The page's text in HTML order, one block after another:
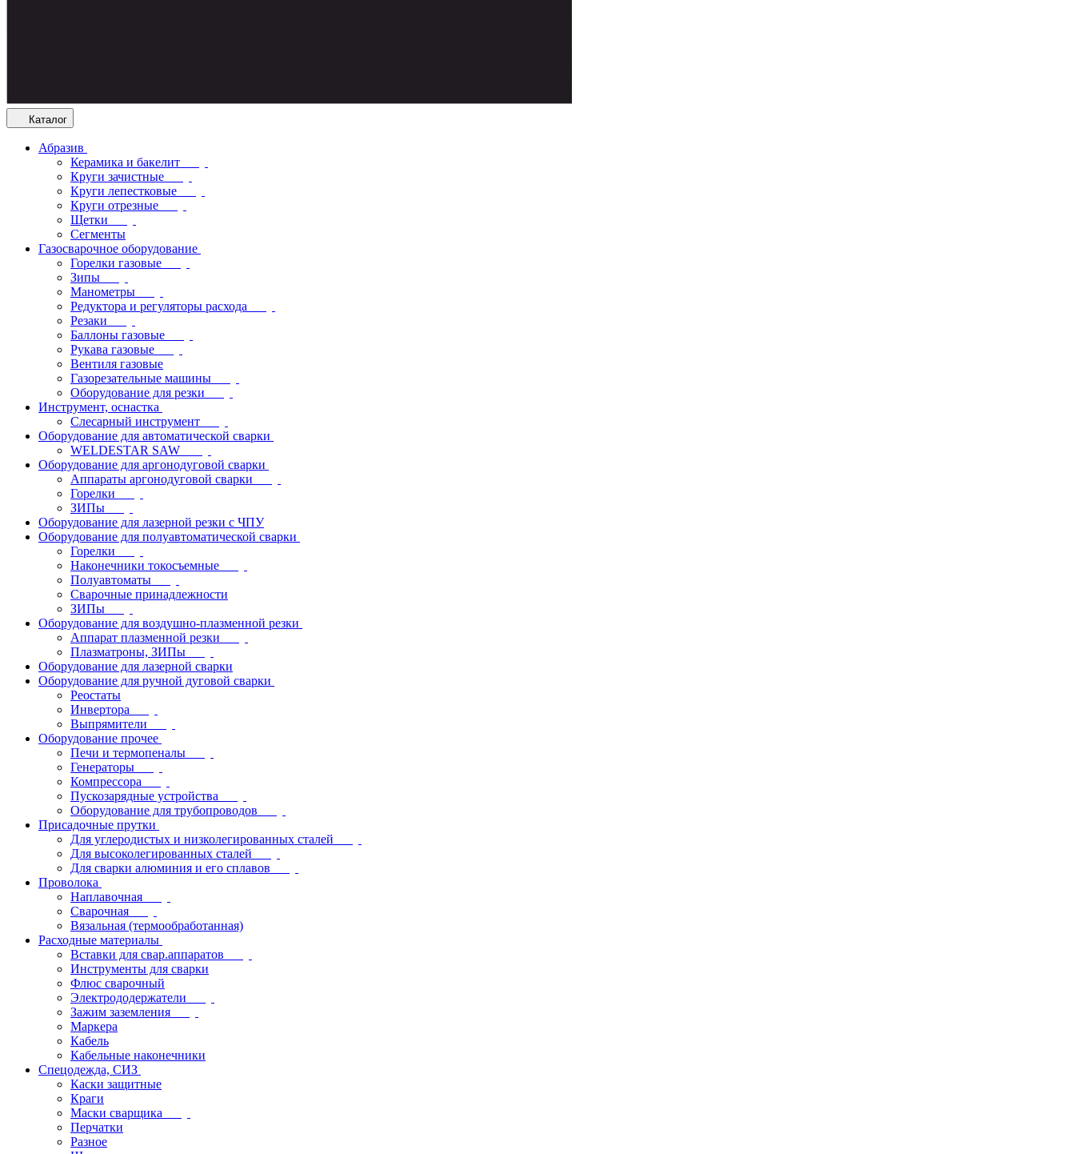
Каталог
Абразив
Керамика и бакелит
Круги зачистные
Круги лепестковые
Круги отрезные
Щетки
Сегменты
Газосварочное оборудование
Горелки газовые
Зипы
Манометры
Редуктора и регуляторы расхода
Резаки
Баллоны газовые
Рукава газовые
Вентиля газовые
Газорезательные машины
Оборудование для резки
Инструмент, оснастка
Слесарный инструмент
Оборудование для автоматической сварки
WELDESTAR SAW
Оборудование для аргонодуговой сварки
Аппараты аргонодуговой сварки
Горелки
ЗИПы
Оборудование для лазерной резки с ЧПУ
Оборудование для полуавтоматической сварки
Горелки
Наконечники токосъемные
Полуавтоматы
Сварочные принадлежности
ЗИПы
Оборудование для воздушно-плазменной резки
Аппарат плазменной резки
Плазматроны, ЗИПы
Оборудование для лазерной сварки
Оборудование для ручной дуговой сварки
Реостаты
Инвертора
Выпрямители
Оборудование прочее
Печи и термопеналы
Генераторы
Компрессора
Пускозарядные устройства
Оборудование для трубопроводов
Присадочные прутки
Для углеродистых и низколегированных сталей
Для высоколегированных сталей
Для сварки алюминия и его сплавов
Проволока
Наплавочная
Сварочная
Вязальная (термообработанная)
Расходные материалы
Вставки для свар.аппаратов
Инструменты для сварки
Флюс сварочный
Электрододержатели
Зажим заземления
Маркера
Кабель
Кабельные наконечники
Спецодежда, СИЗ
Каски защитные
Краги
Маски сварщика
Перчатки
Разное